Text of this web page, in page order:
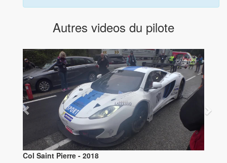
Autres videos du pilote
Col Saint Pierre - 2018